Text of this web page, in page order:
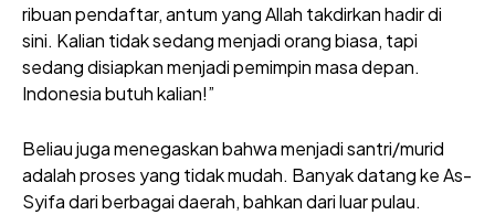
ribuan pendaftar, antum yang Allah takdirkan hadir di
sini. Kalian tidak sedang menjadi orang biasa, tapi
sedang disiapkan menjadi pemimpin masa depan.
Indonesia butuh kalian!”
Beliau juga menegaskan bahwa menjadi santri/murid
adalah proses yang tidak mudah. Banyak datang ke As-
Syifa dari berbagai daerah, bahkan dari luar pulau.